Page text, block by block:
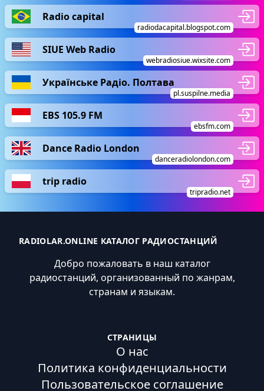
Radio capital
radiodacapital.blogspot.com
SIUE Web Radio
webradiosiue.wixsite.com
Українське Радіо. Полтава
pl.suspilne.media
EBS 105.9 FM
ebsfm.com
Dance Radio London
danceradiolondon.com
trip radio
tripradio.net
RADIOLAR.ONLINE КАТАЛОГ РАДИОСТАНЦИЙ
Добро пожаловать в наш каталог
радиостанций, организованный по жанрам,
странам и языкам.
СТРАНИЦЫ
О нас
Политика конфиденциальности
Пользовательское соглашение